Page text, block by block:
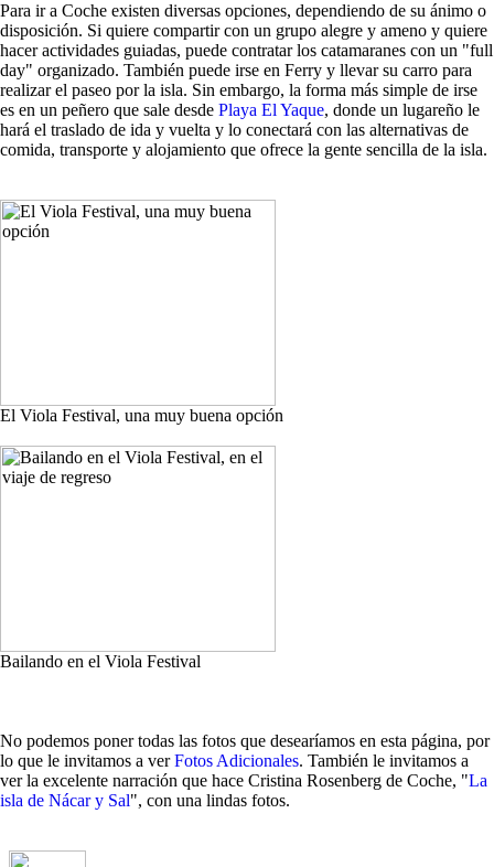
Para ir a Coche existen diversas opciones, dependiendo de su ánimo o
disposición. Si quiere compartir con un grupo alegre y ameno y quiere
hacer actividades guiadas, puede contratar los catamaranes con un "full
day" organizado. También puede irse en Ferry y llevar su carro para
realizar el paseo por la isla. Sin embargo, la forma más simple de irse
es en un peñero que sale desde Playa El Yaque, donde un lugareño le
hará el traslado de ida y vuelta y lo conectará con las alternativas de
comida, transporte y alojamiento que ofrece la gente sencilla de la isla.
El Viola Festival, una muy buena opción
Bailando en el Viola Festival
No podemos poner todas las fotos que desearíamos en esta página, por
lo que le invitamos a verFotos Adicionales. También le invitamos a
ver la excelente narración que hace Cristina Rosenberg de Coche, "La
isla de Nácar y Sal", con una lindas fotos.